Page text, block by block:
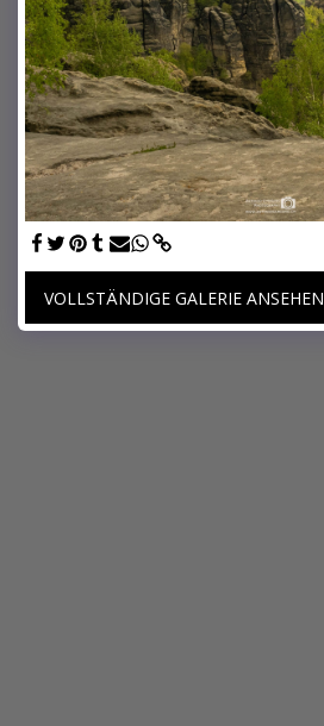
VOLLSTÄNDIGE GALERIE ANSEHEN